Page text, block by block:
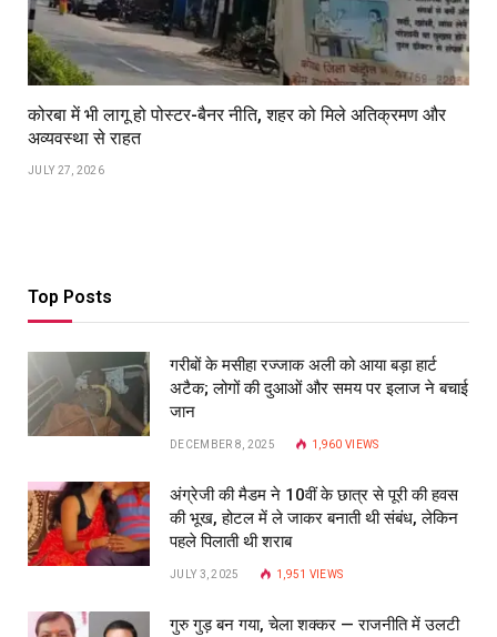
कोरबा में भी लागू हो पोस्टर-बैनर नीति, शहर को मिले अतिक्रमण और
अव्यवस्था से राहत
JULY 27, 2026
Top Posts
गरीबों के मसीहा रज्‍जाक अली को आया बड़ा हार्ट
अटैक; लोगों की दुआओं और समय पर इलाज ने बचाई
जान
DECEMBER 8, 2025 1,960 VIEWS
अंग्रेजी की मैडम ने 10वीं के छात्र से पूरी की हवस
की भूख, होटल में ले जाकर बनाती थी संबंध, लेकिन
पहले पिलाती थी शराब
JULY 3, 2025 1,951 VIEWS
गुरु गुड़ बन गया, चेला शक्कर — राजनीति में उलटी